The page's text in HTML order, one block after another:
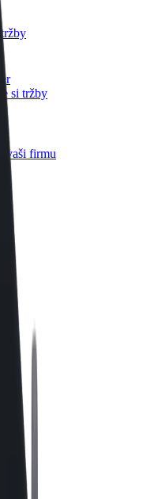
si tržby
vaši firmu